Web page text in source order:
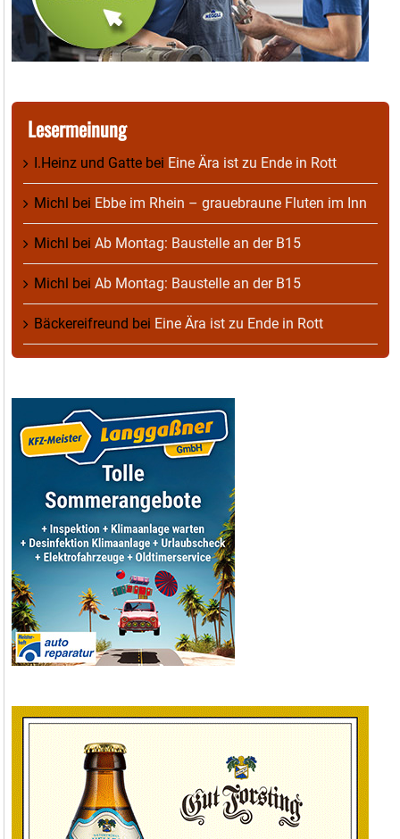
Lesermeinung
I.Heinz und Gatte bei Eine Ära ist zu Ende in Rott
Michl bei Ebbe im Rhein – grauebraune Fluten im Inn
Michl bei Ab Montag: Baustelle an der B15
Michl bei Ab Montag: Baustelle an der B15
Bäckereifreund bei Eine Ära ist zu Ende in Rott